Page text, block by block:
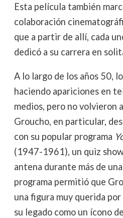
Esta película también
colaboración
que a partir de allí, cada
dedicó a su carrera en
A lo largo de los años 50,
haciendo apariciones en
medios, pero no volvieron
Groucho, en particular,
con su popular programa
(1947-1961), un quiz
antena durante más de
programa permitió que
una figura muy querida
su legado como un ícono